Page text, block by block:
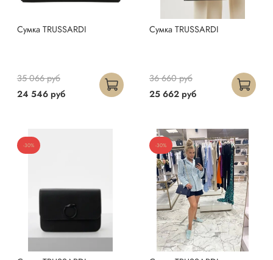
Сумка TRUSSARDI
24 546 руб
35 066 руб
Сумка TRUSSARDI
25 662 руб
36 660 руб
-30% -30%